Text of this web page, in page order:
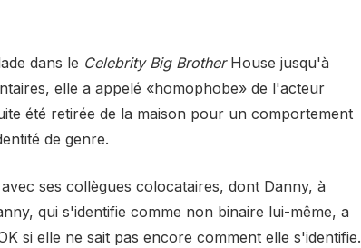
dans le Celebrity Big BrotherHouse jusqu'à
elle a appelé «homophobe» de l'acteur
été retirée de la maison pour un comportement
de genre.
ses collègues colocataires, dont Danny, à
qui s'identifie comme non binaire lui-même, a
si elle ne sait pas encore comment elle s'identifie.